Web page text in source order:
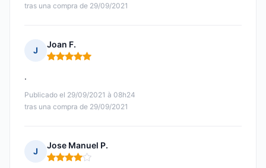
tras una compra de 29/09/2021
J
Joan F.
Nota: 5 de 5
Publicado el 29/09/2021 à 08h24
tras una compra de 29/09/2021
.
J
Jose Manuel P.
Nota: 4 de 5